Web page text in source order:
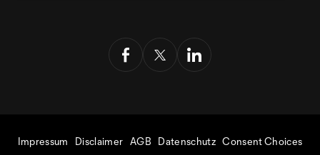
Impressum Disclaimer AGB Datenschutz Consent Choices